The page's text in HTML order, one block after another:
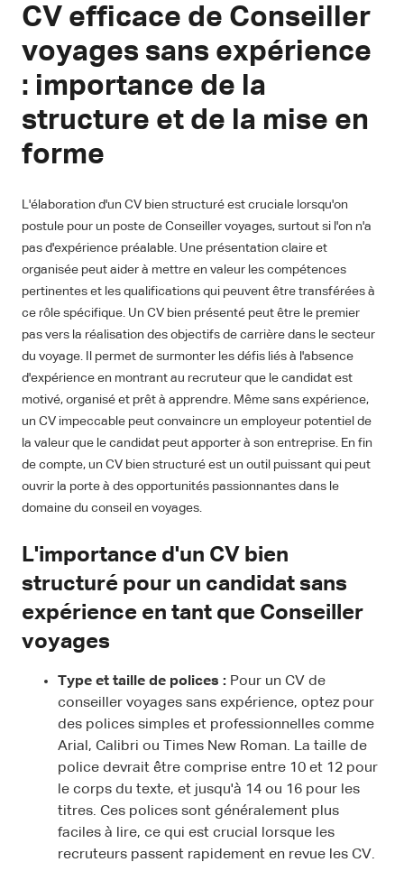
CV efficace de Conseiller
voyages sans expérience
: importance de la
structure et de la mise en
forme
L'élaboration d'un CV bien structuré est cruciale lorsqu'on
postule pour un poste de Conseiller voyages, surtout si l'on n'a
pas d'expérience préalable. Une présentation claire et
organisée peut aider à mettre en valeur les compétences
pertinentes et les qualifications qui peuvent être transférées à
ce rôle spécifique. Un CV bien présenté peut être le premier
pas vers la réalisation des objectifs de carrière dans le secteur
du voyage. Il permet de surmonter les défis liés à l'absence
d'expérience en montrant au recruteur que le candidat est
motivé, organisé et prêt à apprendre. Même sans expérience,
un CV impeccable peut convaincre un employeur potentiel de
la valeur que le candidat peut apporter à son entreprise. En fin
de compte, un CV bien structuré est un outil puissant qui peut
ouvrir la porte à des opportunités passionnantes dans le
domaine du conseil en voyages.
L'importance d'un CV bien
structuré pour un candidat sans
expérience en tant que Conseiller
voyages
Type et taille de polices : Pour un CV de
conseiller voyages sans expérience, optez pour
des polices simples et professionnelles comme
Arial, Calibri ou Times New Roman. La taille de
police devrait être comprise entre 10 et 12 pour
le corps du texte, et jusqu'à 14 ou 16 pour les
titres. Ces polices sont généralement plus
faciles à lire, ce qui est crucial lorsque les
recruteurs passent rapidement en revue les CV.